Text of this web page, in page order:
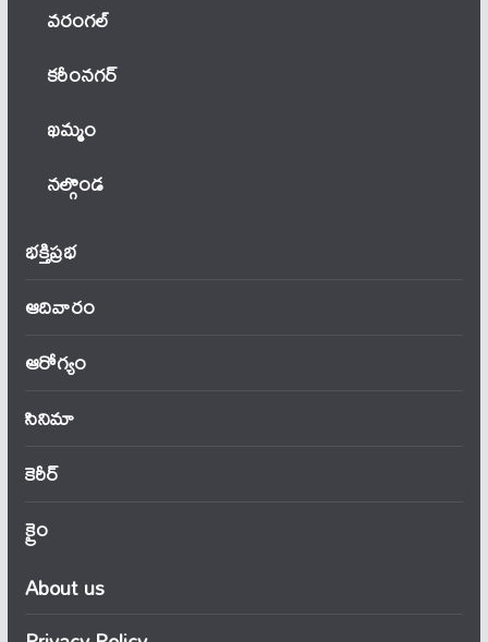
వ‌రంగ‌ల్
కరీంనగర్
ఖ‌మ్మం
నల్గొండ
భక్తిప్రభ
ఆదివారం
ఆరోగ్యం
సినిమా
కెరీర్
క్రైం
About us